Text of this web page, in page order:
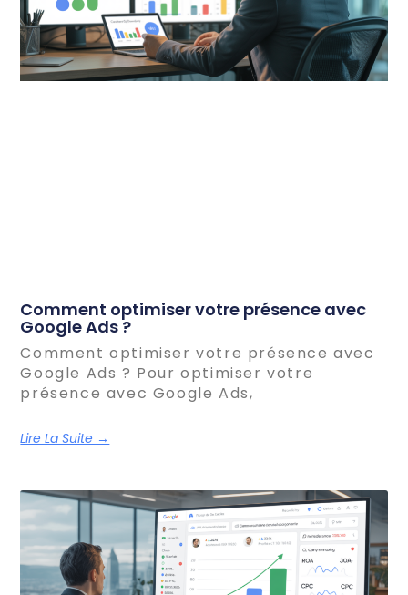
Comment optimiser votre présence avec
Google Ads ?
Comment optimiser votre présence avec
Google Ads ? Pour optimiser votre
présence avec Google Ads,
Lire La Suite →